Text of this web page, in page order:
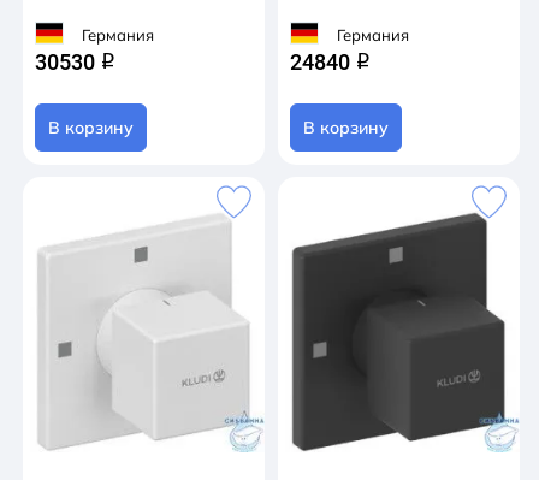
Германия
30530 q
В корзину
Германия
24840 q
В корзину